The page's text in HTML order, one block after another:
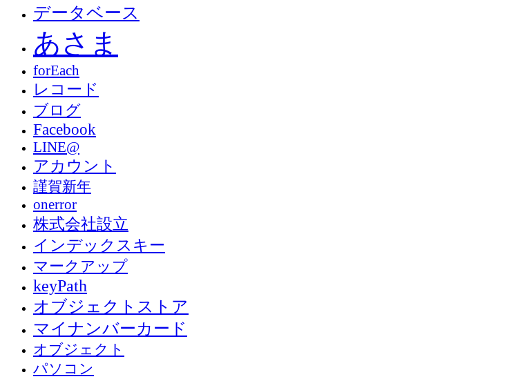
データベース
あさま
forEach
レコード
ブログ
Facebook
LINE@
アカウント
謹賀新年
onerror
株式会社設立
インデックスキー
マークアップ
keyPath
オブジェクトストア
マイナンバーカード
オブジェクト
パソコン